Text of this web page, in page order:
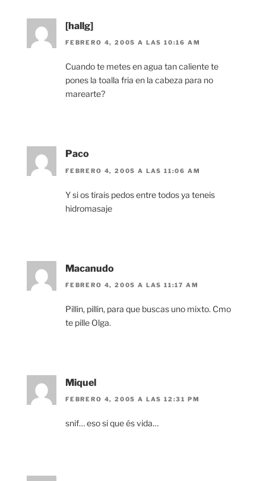
[hallg]
FEBRERO 4, 2005 A LAS 10:16 AM
Cuando te metes en agua tan caliente te
pones la toalla fria en la cabeza para no
marearte?
Paco
FEBRERO 4, 2005 A LAS 11:06 AM
Y si os tirais pedos entre todos ya teneis
hidromasaje
Macanudo
FEBRERO 4, 2005 A LAS 11:17 AM
Pillin, pillin, para que buscas uno mixto. Cmo
te pille Olga.
Miquel
FEBRERO 4, 2005 A LAS 12:31 PM
snif… eso si que és vida…